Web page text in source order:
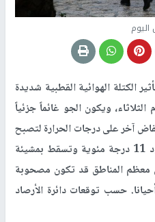
الكتلة الهوائية القطبية شديدة
الثلاثاء، ويكون الجو غائماً جزئياً
آخر على درجات الحرارة لتصبح
اقل من معدلها السنوي العام بحدود 11 درجة مئوية وتسقط بمشيئة
معظم المناطق قد تكون مصحوبة
حسب توقعات دائرة الأرصاد